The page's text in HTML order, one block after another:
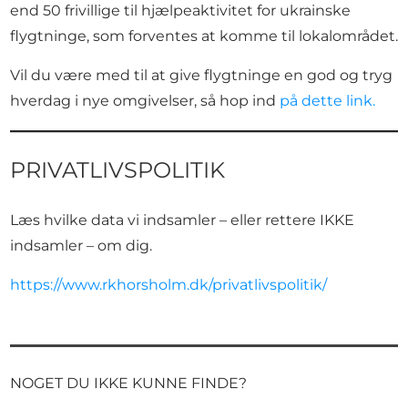
end 50 frivillige til hjælpeaktivitet for ukrainske
flygtninge, som forventes at komme til lokalområdet.
Vil du være med til at give flygtninge en god og tryg
hverdag i nye omgivelser, så hop ind på dette link.
PRIVATLIVSPOLITIK
Læs hvilke data vi indsamler – eller rettere IKKE
indsamler – om dig.
https://www.rkhorsholm.dk/privatlivspolitik/
NOGET DU IKKE KUNNE FINDE?